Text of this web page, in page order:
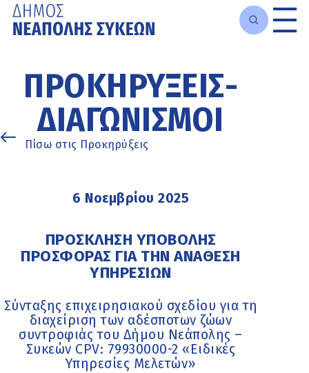
κυρίως
περιεχόμενο
ΠΡΟΚΗΡΎΞΕΙΣ-
ΔΙΑΓΩΝΙΣΜΟΊ
Πίσω στις Προκηρύξεις
6 Νοεμβρίου 2025
ΠΡΟΣΚΛΗΣΗ ΥΠΟΒΟΛΗΣ
ΠΡΟΣΦΟΡΑΣ ΓΙΑ ΤΗΝ ΑΝΑΘΕΣΗ
ΥΠΗΡΕΣΙΩΝ
Σύνταξης επιχειρησιακού σχεδίου για τη
διαχείριση των αδέσποτων ζώων
συντροφιάς του Δήμου Νεάπολης –
Συκεών CPV: 79930000-2 «Ειδικές
Υπηρεσίες Μελετών»